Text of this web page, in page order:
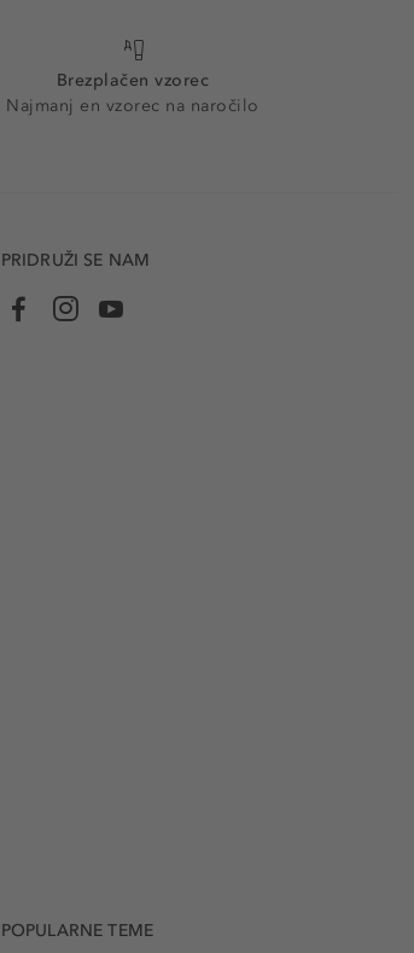
Brezplačen vzorec
Najmanj en vzorec na naročilo
PRIDRUŽI SE NAM
POPULARNE TEME